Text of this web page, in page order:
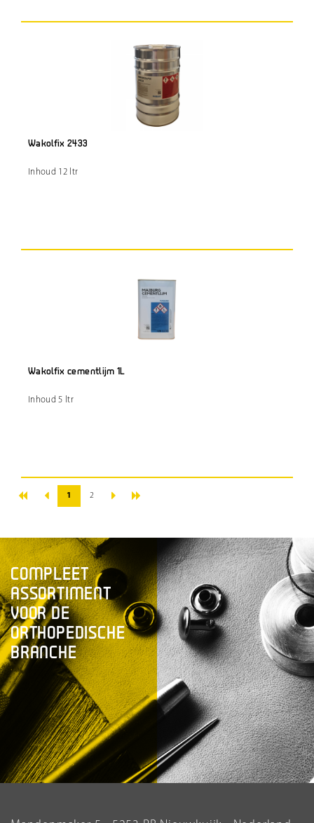
Wakolfix 2433
Inhoud 12 ltr
Wakolfix cementlijm 1L
Inhoud 5 ltr
« ‹ 1 2 › »
COMPLEET
ASSORTIMENT
VOOR DE
ORTHOPEDISCHE
BRANCHE